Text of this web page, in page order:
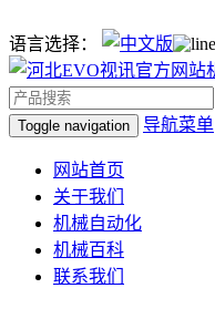
语言选择：
Toggle navigation 导航菜单
网站首页
关于我们
机械自动化
机械百科
联系我们